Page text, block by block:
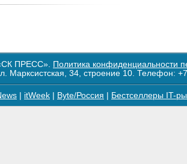
ПРЕСС». Политика конфиденциальности
Марксистская, 34, строение 10. Телефон:
itWeek Byte/Россия Бестселлеры IT-